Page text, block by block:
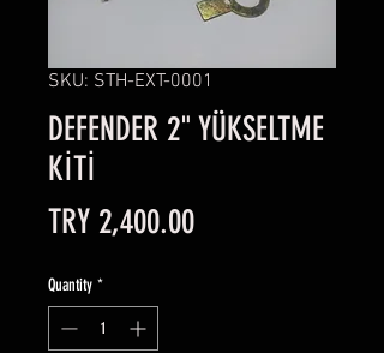
SKU: STH-EXT-0001
DEFENDER 2" YÜKSELTME
KİTİ
TRY 2,400.00Price
Quantity *